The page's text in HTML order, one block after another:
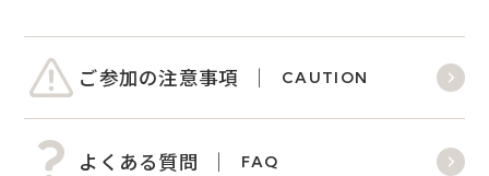
ご参加の注意事項 CAUTION
よくある質問 FAQ